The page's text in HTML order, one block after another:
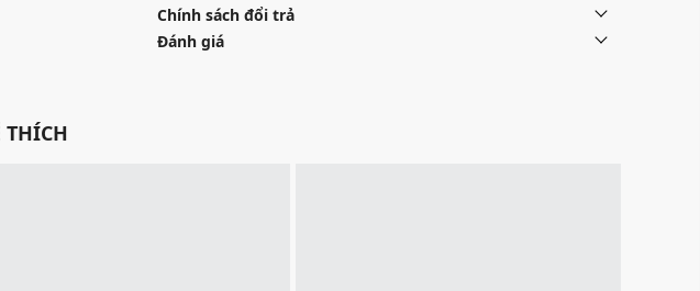
Chính sách đổi trả
Đánh giá
THÍCH